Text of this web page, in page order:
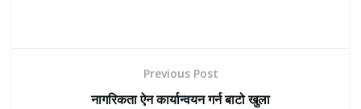
Previous Post
नागरिकता ऐन कार्यान्वयन गर्न बाटो खुला